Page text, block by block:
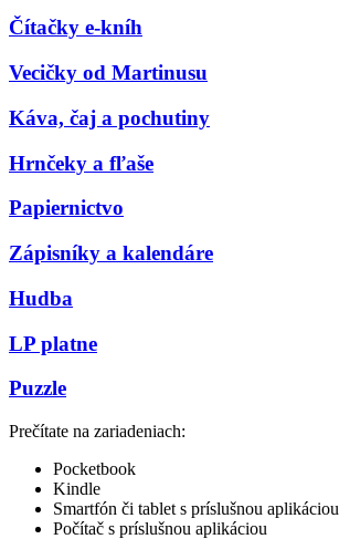
Čítačky e-kníh
Vecičky od Martinusu
Káva, čaj a pochutiny
Hrnčeky a fľaše
Papiernictvo
Zápisníky a kalendáre
Hudba
LP platne
Puzzle
Prečítate na zariadeniach:
Pocketbook
Kindle
Smartfón či tablet s príslušnou aplikáciou
Počítač s príslušnou aplikáciou